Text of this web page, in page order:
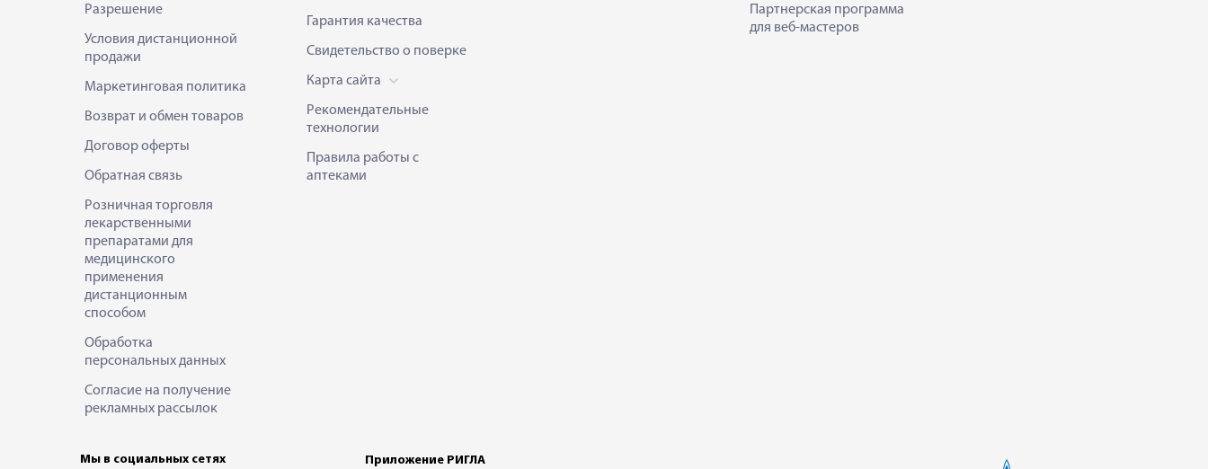
Разрешение
Условия дистанционной
продажи
Маркетинговая политика
Возврат и обмен товаров
Договор оферты
Обратная связь
Розничная торговля
лекарственными
препаратами для
медицинского
применения
дистанционным
способом
Обработка
персональных данных
Согласие на получение
рекламных рассылок
Гарантия качества
Свидетельство о поверке
Карта сайта
Рекомендательные
технологии
Правила работы с
аптеками
Партнерская программа
для веб-мастеров
Мы в социальных сетях Приложение РИГЛА